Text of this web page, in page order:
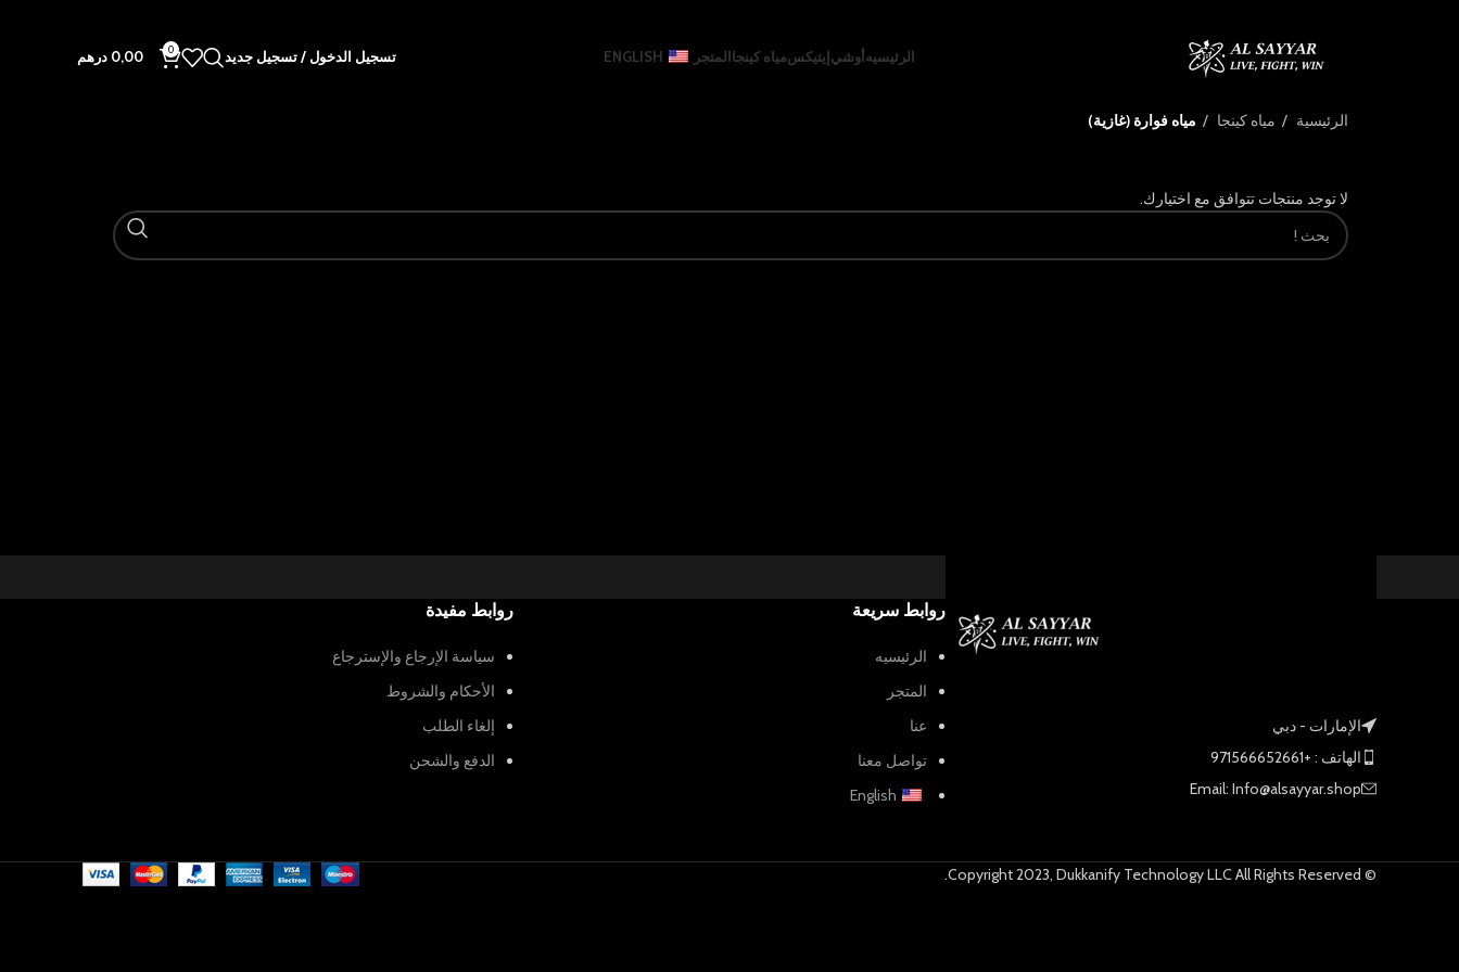
الرئيسيه أوشيإيتيكسمياه كينجاالمتجر ENGLISH تسجيل الدخول / تسجيل جديد 0
0,00 درهم
الرئيسية مياه كينجا مياه فوارة (غازية)
لا توجد منتجات تتوافق مع اختيارك.
الإمارات - دبي
الهاتف : +971566652661
Email: Info@alsayyar.shop
روابط سريعة
الرئيسيه
المتجر
عنا
تواصل معنا
English
روابط مفيدة
سياسة الإرجاع والإسترجاع
الأحكام والشروط
إلغاء الطلب
الدفع والشحن
© Copyright 2023, Dukkanify Technology LLC All Rights Reserved.